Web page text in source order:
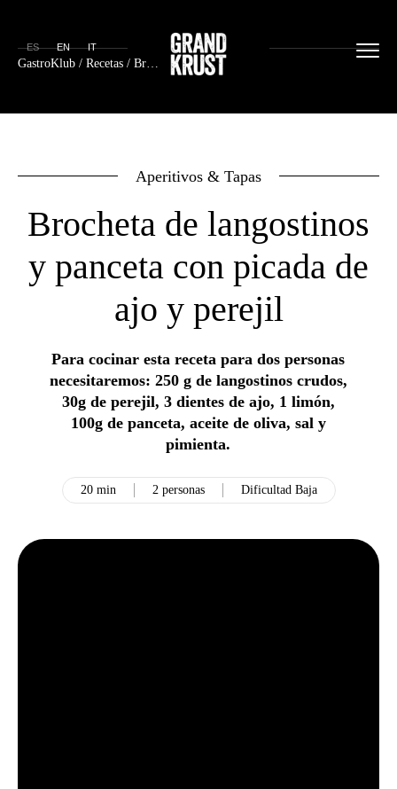
GastroKlub / Recetas / Brocheta de langostinos y panceta con picada de ajo y perejil
ES EN IT
Aperitivos & Tapas
Brocheta de langostinos
y panceta con picada de
ajo y perejil
Para cocinar esta receta para dos personas
necesitaremos: 250 g de langostinos crudos,
30g de perejil, 3 dientes de ajo, 1 limón,
100g de panceta, aceite de oliva, sal y
pimienta.
20 min 2 personas Dificultad Baja